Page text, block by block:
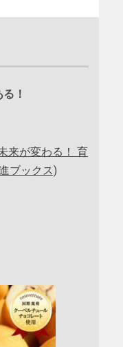
！
来が変わる！ 育
ブックス)